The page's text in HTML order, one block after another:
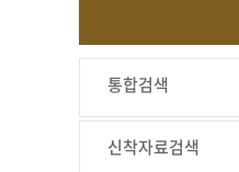
통합검색
신착자료검색